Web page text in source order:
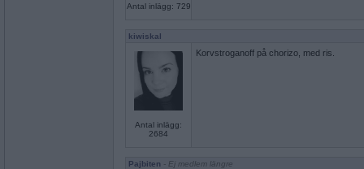
Antal inlägg: 729
kiwiskal
Antal inlägg:
2684
Korvstroganoff på chorizo, med ris.
Pajbiten - Ej medlem längre